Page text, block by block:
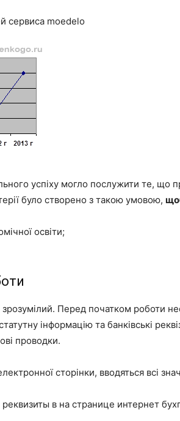
успіху могло послужити те, що
було створено з такою умовою,
освіти;
Перед початком роботи
інформацію та банківські
проводки.
сторінки, вводяться всі